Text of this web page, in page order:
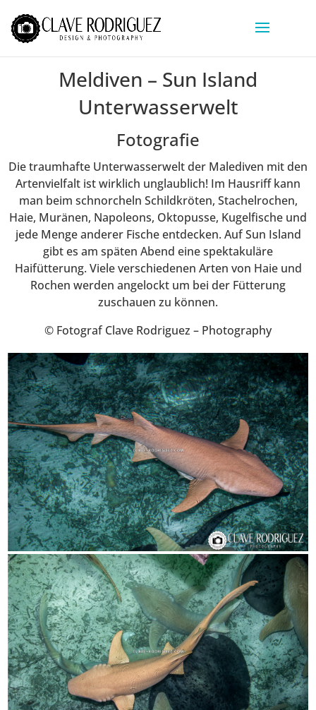
Meldiven – Sun Island
Unterwasserwelt
Fotografie
Die traumhafte Unterwasserwelt der Malediven mit den
Artenvielfalt ist wirklich unglaublich! Im Hausriff kann
man beim schnorcheln Schildkröten, Stachelrochen,
Haie, Muränen, Napoleons, Oktopusse, Kugelfische und
jede Menge anderer Fische entdecken. Auf Sun Island
gibt es am späten Abend eine spektakuläre
Haifütterung. Viele verschiedenen Arten von Haie und
Rochen werden angelockt um bei der Fütterung
zuschauen zu können.
© Fotograf Clave Rodriguez – Photography